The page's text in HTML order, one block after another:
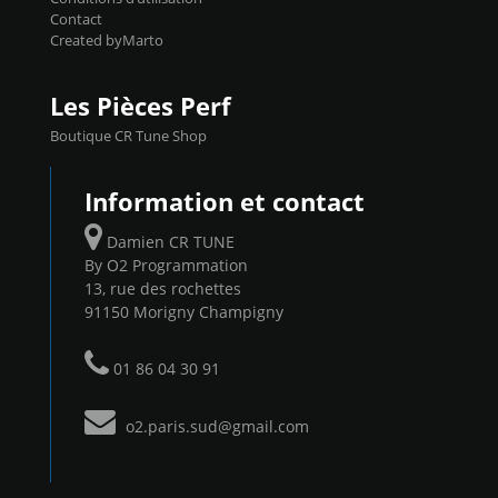
Contact
Created byMarto
Les Pièces Perf
Boutique CR Tune Shop
Information et contact
Damien CR TUNE
By O2 Programmation
13, rue des rochettes
91150 Morigny Champigny
01 86 04 30 91
o2.paris.sud@gmail.com